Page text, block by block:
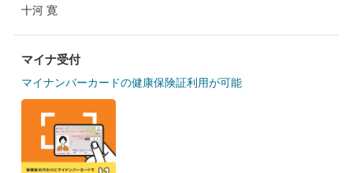
十河 寛
マイナ受付
マイナンバーカードの健康保険証利用が可能